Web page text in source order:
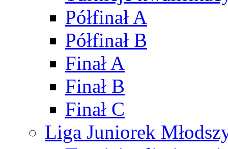
Półfinał A
Półfinał B
Finał A
Finał B
Finał C
Liga Juniorek